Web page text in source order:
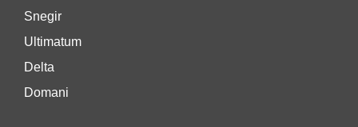
Snegir
Ultimatum
Delta
Domani